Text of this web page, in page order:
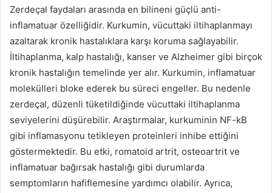
Zerdeçal faydaları arasında en bilineni güçlü anti-
inflamatuar özelliğidir. Kurkumin, vücuttaki iltihaplanmayı
azaltarak kronik hastalıklara karşı koruma sağlayabilir.
İltihaplanma, kalp hastalığı, kanser ve Alzheimer gibi birçok
kronik hastalığın temelinde yer alır. Kurkumin, inflamatuar
molekülleri bloke ederek bu süreci engeller. Bu nedenle
zerdeçal, düzenli tüketildiğinde vücuttaki iltihaplanma
seviyelerini düşürebilir. Araştırmalar, kurkuminin NF-kB
gibi inflamasyonu tetikleyen proteinleri inhibe ettiğini
göstermektedir. Bu etki, romatoid artrit, osteoartrit ve
inflamatuar bağırsak hastalığı gibi durumlarda
semptomların hafiflemesine yardımcı olabilir. Ayrıca,